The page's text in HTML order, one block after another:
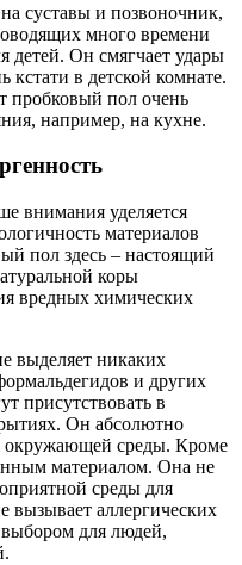
суставы и позвоночник,
много времени
детей. Он смягчает удары
в детской комнате.
пробковый пол очень
например, на кухне.
внимания уделяется
материалов
пол здесь – настоящий
коры
вредных химических
выделяет никаких
и других
присутствовать в
Он абсолютно
окружающей среды. Кроме
материалом. Она не
среды для
аллергических
для людей,